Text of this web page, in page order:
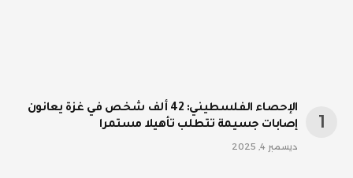
الإحصاء الفلسطيني: 42 ألف شخص في غزة يعانون
إصابات جسيمة تتطلب تأهيلا مستمرا
ديسمبر 4, 2025